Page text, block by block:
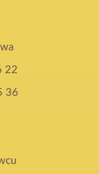
22
36